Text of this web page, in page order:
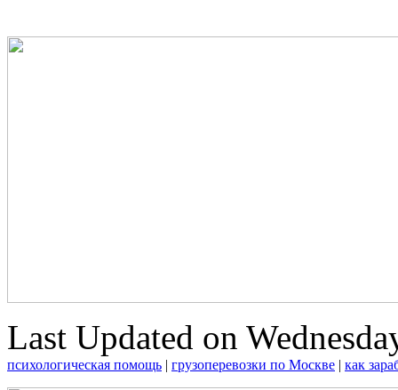
Last Updated on
психологическая помощь | грузоперевозки по Москве | как